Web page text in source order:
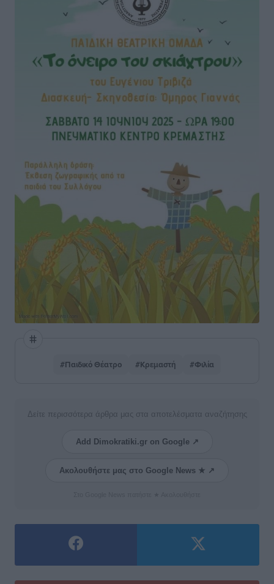
#Παιδικό Θέατρο #Κρεμαστή #Φιλία
Δείτε περισσότερα άρθρα μας στα αποτελέσματα αναζήτησης
Add Dimokratiki.gr on Google ↗
Ακολουθήστε μας στο Google News ★ ↗